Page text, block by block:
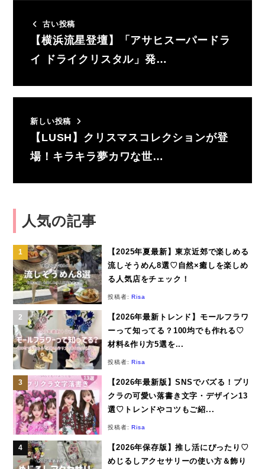
古い投稿
【横浜流星登壇】「アサヒスーパードラ
イ ドライクリスタル」発…
新しい投稿
【LUSH】クリスマスコレクションが登
場！キラキラ夢カワな世…
人気の記事
【2025年夏最新】東京近郊で楽しめる
流しそうめん8選♡自然×癒しを楽しめ
る人気店をチェック！
投稿者:Risa
【2026年最新トレンド】モールフラワ
ーって知ってる？100均でも作れる♡
材料&作り方5選を...
投稿者:Risa
【2026年最新版】SNSでバズる！プリ
クラの可愛い落書き文字・デザイン13
選♡トレンドやコツもご紹...
投稿者:Risa
【2026年保存版】推し活にぴったり♡
めじるしアクセサリーの使い方＆飾り